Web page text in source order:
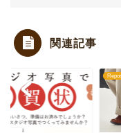
関連記事